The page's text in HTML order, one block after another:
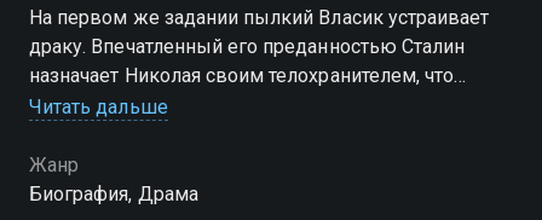
На первом же задании пылкий Власик устраивает
драку. Впечатленный его преданностью Сталин
назначает Николая своим телохранителем, что
вызывает неоднозначную реакцию у окружения
подозрительный белогвардеец…
Читать дальше
Жанр
Биография, Драма